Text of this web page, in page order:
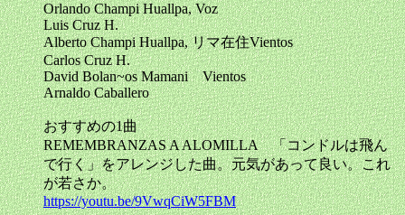
Orlando Champi Huallpa, Voz
Luis Cruz H.
Alberto Champi Huallpa, リマ在住Vientos
Carlos Cruz H.
David Bolan~os Mamani Vientos
Arnaldo Caballero
おすすめの1曲
REMEMBRANZAS A ALOMILLA 「コンドルは飛ん
で行く」をアレンジした曲。元気があって良い。これ
が若さか。
https://youtu.be/9VwqCiW5FBM